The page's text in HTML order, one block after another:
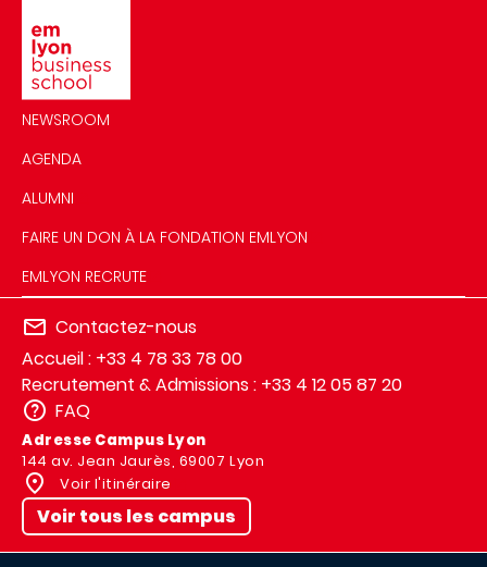
NEWSROOM
AGENDA
ALUMNI
FAIRE UN DON À LA FONDATION EMLYON
EMLYON RECRUTE
Contactez-nous
Accueil : +33 4 78 33 78 00
Recrutement & Admissions : +33 4 12 05 87 20
FAQ
Adresse Campus Lyon
144 av. Jean Jaurès, 69007 Lyon
Voir l'itinéraire
Voir tous les campus